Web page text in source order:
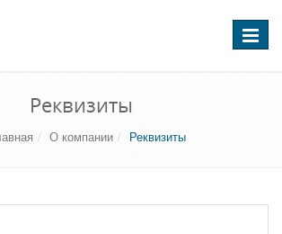
Реквизиты
О компании Реквизиты